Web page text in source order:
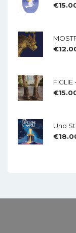
€
€
€
€